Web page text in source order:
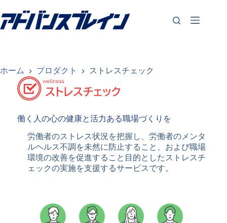
ン
テ
ス
ホーム プロダクト ストレスチェック
働く人の心の健康と活力ある職場づくりを
労働者のストレス状況を把握し、労働者のメンタ
ルヘルス不調を未然に防止すること、および職場
環境の改善を促進すること目的としたストレスチ
ェックの実施を支援するサービスです。